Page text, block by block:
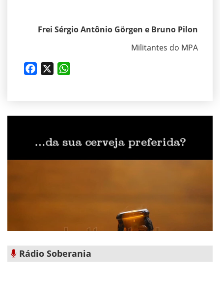
Frei Sérgio Antônio Görgen e Bruno Pilon
Militantes do MPA
Facebook
Rádio Soberania